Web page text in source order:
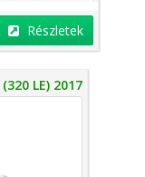
Részletek
(320 LE) 2017